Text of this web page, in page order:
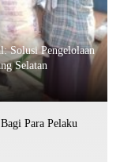
Solusi Pengelolaan
Selatan
Para Pelaku